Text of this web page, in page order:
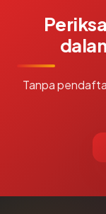
Tanpa